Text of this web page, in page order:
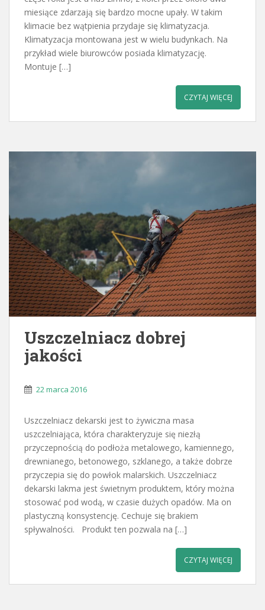
miesiące zdarzają się bardzo mocne upały. W takim
klimacie bez wątpienia przydaje się klimatyzacja.
Klimatyzacja montowana jest w wielu budynkach. Na
przykład wiele biurowców posiada klimatyzację.
Montuje […]
CZYTAJ WIĘCEJ
Uszczelniacz dobrej
jakości
22 marca 2016
Uszczelniacz dekarski jest to żywiczna masa
uszczelniająca, która charakteryzuje się niezłą
przyczepnością do podłoża metalowego, kamiennego,
drewnianego, betonowego, szklanego, a także dobrze
przyczepia się do powłok malarskich. Uszczelniacz
dekarski lakma jest świetnym produktem, który można
stosować pod wodą, w czasie dużych opadów. Ma on
plastyczną konsystencję. Cechuje się brakiem
spływalności. Produkt ten pozwala na […]
CZYTAJ WIĘCEJ